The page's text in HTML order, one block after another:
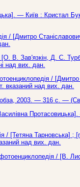
— Київ : Кристал
/ [Дмитро
[О. В. Зав'язкін, Д. С.
над вих. дан.
/
вказаний над вих. дан.
2003. — 316 с. —
/ [Тетяна Тарновська]
над вих. дан.
/ [В.